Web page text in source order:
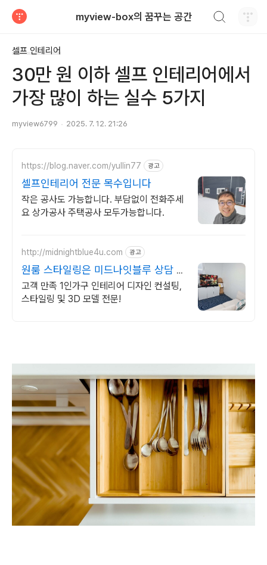
myview-box의 꿈꾸는 공간
셀프 인테리어
30만 원 이하 셀프 인테리어에서
가장 많이 하는 실수 5가지
myview6799 2025. 7. 12. 21:26
https://blog.naver.com/yullin77 광고
셀프인테리어 전문 목수입니다
작은 공사도 가능합니다. 부담없이 전화주세
요 상가공사 주택공사 모두가능합니다.
http://midnightblue4u.com 광고
원룸 스타일링은 미드나잇블루 상담 시
스타일링 할인!
고객 만족 1인가구 인테리어 디자인 컨설팅,
스타일링 및 3D 모델 전문!